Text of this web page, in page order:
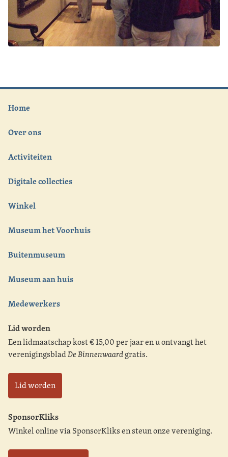
Home
Over ons
Activiteiten
Digitale collecties
Winkel
Museum het Voorhuis
Buitenmuseum
Museum aan huis
Medewerkers
Lid worden
Een lidmaatschap kost € 15,00 per jaar en u ontvangt het
verenigingsbladDe Binnenwaardgratis.
Lid worden
SponsorKliks
Winkel online via SponsorKliks en steun onze vereniging.